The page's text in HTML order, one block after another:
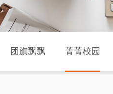
团旗飘飘 菁菁校园